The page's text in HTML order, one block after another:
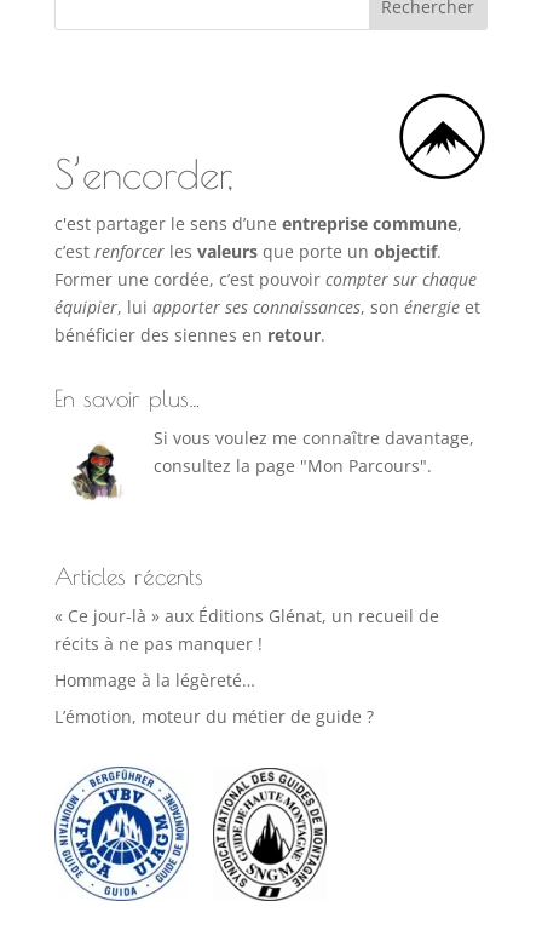
S’encorder,
c'est partager le sens d’une entreprise commune,
c’est renforcerles valeursque porte un objectif.
Former une cordée, c’est pouvoircompter sur chaque
équipier, lui apporter ses connaissances, son énergieet
bénéficier des siennes en retour.
En savoir plus…
Si vous voulez me connaître davantage,
consultez la page "Mon Parcours".
Articles récents
« Ce jour-là » aux Éditions Glénat, un recueil de
récits à ne pas manquer !
Hommage à la légèreté…
L’émotion, moteur du métier de guide ?